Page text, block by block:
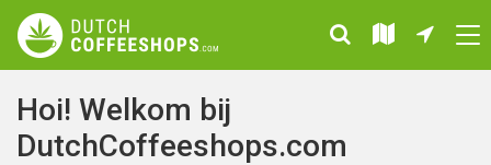
Hoi! Welkom bij
DutchCoffeeshops.com